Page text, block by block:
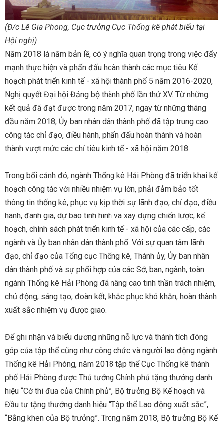
(Đ/c Lê Gia Phong, Cục trưởng Cục Thống kê phát biểu tại
Hội nghị)
Năm 2018 là năm bản lề, có ý nghĩa quan trọng trong việc đẩy
mạnh thực hiện và phấn đấu hoàn thành các mục tiêu Kế
hoạch phát triển kinh tế - xã hội thành phố 5 năm 2016-2020,
Nghị quyết Đại hội Đảng bộ thành phố lần thứ XV. Từ những
kết quả đã đạt được trong năm 2017, ngay từ những tháng
đầu năm 2018, Ủy ban nhân dân thành phố đã tập trung cao
công tác chỉ đạo, điều hành, phấn đấu hoàn thành và hoàn
thành vượt mức các chỉ tiêu kinh tế - xã hội năm 2018.
Trong bối cảnh đó, ngành Thống kê Hải Phòng đã triển khai kế
hoạch công tác với nhiều nhiệm vụ lớn, phải đảm bảo tốt
thông tin thống kê, phục vụ kịp thời sự lãnh đạo, chỉ đạo, điều
hành, đánh giá, dự báo tính hình và xây dựng chiến lược, kế
hoạch, chính sách phát triển kinh tế - xã hội của các cấp, các
ngành và Ủy ban nhân dân thành phố. Với sự quan tâm lãnh
đạo, chỉ đạo của Tổng cục Thống kê, Thành ủy, Ủy ban nhân
dân thành phố và sự phối hợp của các Sở, ban, ngành, toàn
ngành Thống kê Hải Phòng đã nâng cao tinh thần trách nhiệm,
chủ động, sáng tạo, đoàn kết, khắc phục khó khăn, hoàn thành
xuất sắc nhiệm vụ được giao.
Để ghi nhận và biểu dương những nỗ lực và thành tích đóng
góp của tập thể cũng như công chức và người lao động ngành
Thống kê Hải Phòng, năm 2018 tập thể Cục Thống kê thành
phố Hải Phòng được Thủ tướng Chính phủ tặng thưởng danh
hiệu “Cờ thi đua của Chính phủ”, Bộ trưởng Bộ Kế hoạch và
Đầu tư tặng thưởng danh hiệu “Tập thể Lao động xuất sắc”,
“Bằng khen của Bộ trưởng”. Trong năm 2018, Bộ trưởng Bộ Kế